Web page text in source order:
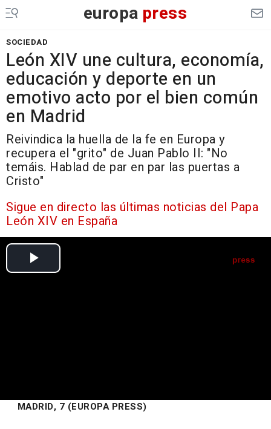
europa press
SOCIEDAD
León XIV une cultura, economía,
educación y deporte en un
emotivo acto por el bien común
en Madrid
Reivindica la huella de la fe en Europa y
recupera el "grito" de Juan Pablo II: "No
temáis. Hablad de par en par las puertas a
Cristo"
Sigue en directo las últimas noticias del Papa
León XIV en España
MADRID, 7 (EUROPA PRESS)